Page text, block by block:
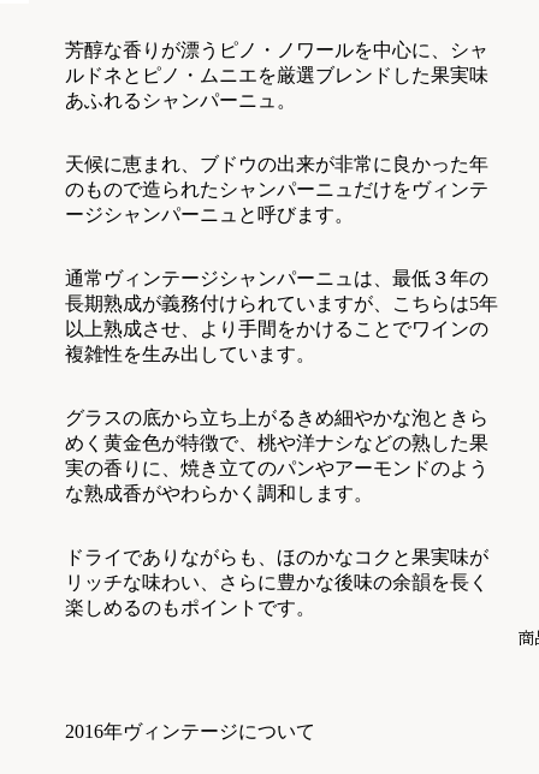
商
芳醇な香りが漂うピノ・ノワールを中心に、シャ
ルドネとピノ・ムニエを厳選ブレンドした果実味
あふれるシャンパーニュ。
天候に恵まれ、ブドウの出来が非常に良かった年
のもので造られたシャンパーニュだけをヴィンテ
ージシャンパーニュと呼びます。
通常ヴィンテージシャンパーニュは、最低３年の
長期熟成が義務付けられていますが、こちらは5年
以上熟成させ、より手間をかけることでワインの
複雑性を生み出しています。
グラスの底から立ち上がるきめ細やかな泡ときら
めく黄金色が特徴で、 桃や洋ナシなどの熟した果
実の香りに、焼き立てのパンやアーモンドのよう
な熟成香がやわらかく調和します。
ドライでありながらも、ほのかなコクと果実味が
リッチな味わい、さらに豊かな後味の余韻を長く
楽しめるのもポイントです。
2016年ヴィンテージについて